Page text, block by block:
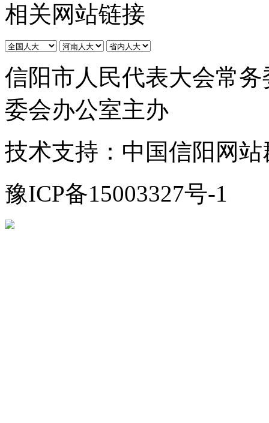
相关网站链接
信阳市人民代表大会常
委会办公室主办
技术支持：中国信阳网
豫ICP备15003327号-1